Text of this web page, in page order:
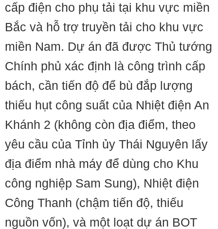
cấp điện cho phụ tải tại khu vực miền
Bắc và hỗ trợ truyền tải cho khu vực
miền Nam. Dự án đã được Thủ tướng
Chính phủ xác định là công trình cấp
bách, cần tiến độ để bù đắp lượng
thiếu hụt công suất của Nhiệt điện An
Khánh 2 (không còn địa điểm, theo
yêu cầu của Tỉnh ủy Thái Nguyên lấy
địa điểm nhà máy để dùng cho Khu
công nghiệp Sam Sung), Nhiệt điện
Công Thanh (chậm tiến độ, thiếu
nguồn vốn), và một loạt dự án BOT